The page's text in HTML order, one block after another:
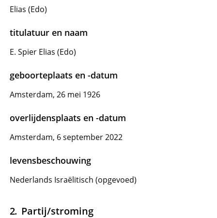
Elias (Edo)
titulatuur en naam
E. Spier Elias (Edo)
geboorteplaats en -datum
Amsterdam, 26 mei 1926
overlijdensplaats en -datum
Amsterdam, 6 september 2022
levensbeschouwing
Nederlands Israëlitisch (opgevoed)
Partij/stroming